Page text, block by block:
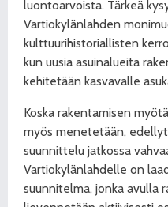
luontoarvoista. Tärkeä
Vartiokylänlahden
kulttuurihistoriallisten
kun uusia asuinalueita
kehitetään kasvavalle
Koska rakentamisen
myös menetetään,
suunnittelu jatkossa
Vartiokylänlahdelle on
suunnitelma, jonka avulla